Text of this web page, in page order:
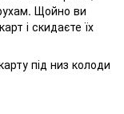
Щойно ви
і скидаєте їх
під низ колоди